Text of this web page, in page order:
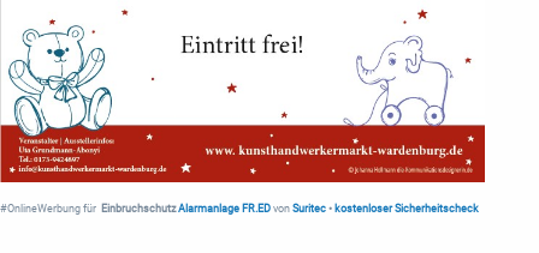
#OnlineWerbung für Einbruchschutz Alarmanlage FR.ED von Suritec • kostenloser Sicherheitscheck